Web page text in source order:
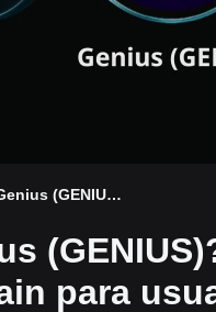
(GENIU
para